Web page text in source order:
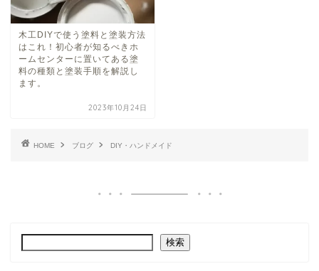
木工DIYで使う塗料と塗装方法
はこれ！初心者が知るべきホ
ームセンターに置いてある塗
料の種類と塗装手順を解説し
ます。
2023年10月24日
HOME ブログ DIY・ハンドメイド
検索